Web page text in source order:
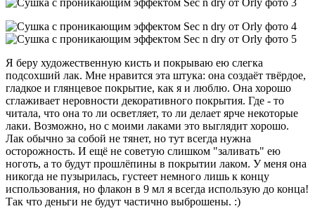
Я беру художественную кисть и покрываю ею слегка
подсохший лак. Мне нравится эта штука: она создаёт твёрдое,
гладкое и глянцевое покрытие, как я и люблю. Она хорошо
сглаживает неровности декоративного покрытия. Где - то
читала, что она то ли осветляет, то ли делает ярче некоторые
лаки. Возможно, но с моими лаками это выглядит хорошо.
Лак обычно за собой не тянет, но тут всегда нужна
осторожность. И ещё не советую слишком "заливать" ею
ноготь, а то будут прошлёпины в покрытии лаком. У меня она
никогда не пузырилась, густеет немного лишь к концу
использования, но флакон в 9 мл я всегда использую до конца!
Так что деньги не будут частично выброшены. :)